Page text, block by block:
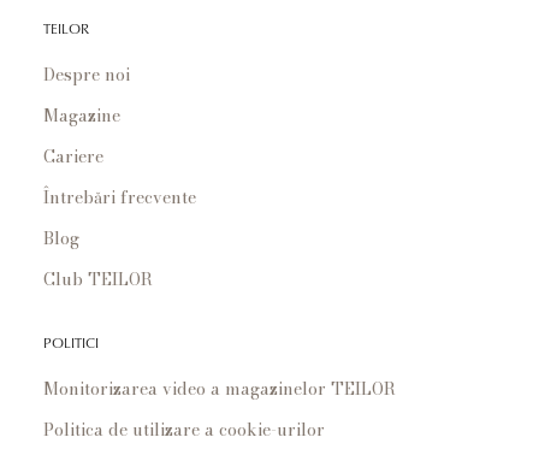
TEILOR
Despre noi
Magazine
Cariere
Întrebări frecvente
Blog
Club TEILOR
POLITICI
Monitorizarea video a magazinelor TEILOR
Politica de utilizare a cookie-urilor